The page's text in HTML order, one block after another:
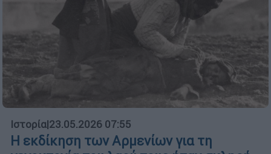
Ιστορία|23.05.2026 07:55
Η εκδίκηση των Αρμενίων για τη